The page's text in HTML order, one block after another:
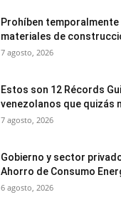
Prohíben
materiales de
7 agosto, 2026
Estos son 12 Récords
venezolanos que quizás
7 agosto, 2026
Gobierno y sector
Ahorro de Consumo
6 agosto, 2026